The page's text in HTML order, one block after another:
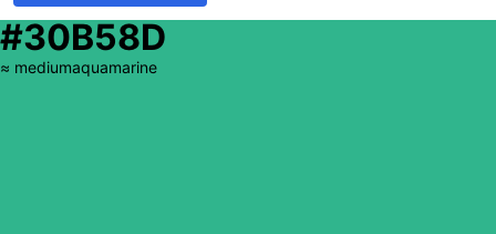
#30B58D
≈ mediumaquamarine